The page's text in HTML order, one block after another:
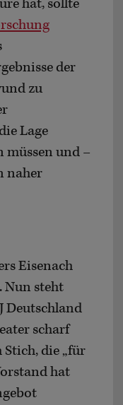
hat, sollte
der
zu
Lage
und –
naher
Eisenach
Nun steht
Deutschland
scharf
die „für
hat